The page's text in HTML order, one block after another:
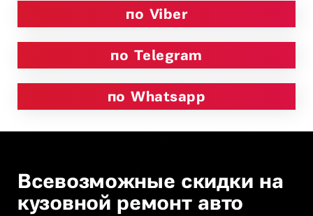
по Viber
по Telegram
по Whatsapp
Всевозможные скидки на
кузовной ремонт авто